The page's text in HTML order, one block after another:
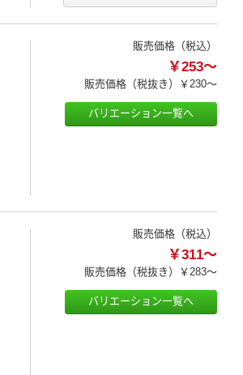
販売価格（税込）
￥253～
販売価格（税抜き） ￥230～
バリエーション一覧へ
販売価格（税込）
￥311～
販売価格（税抜き） ￥283～
バリエーション一覧へ